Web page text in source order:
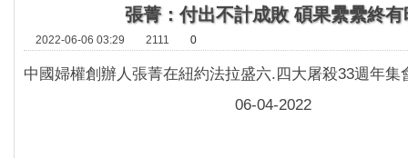
張菁：付出不計成敗 碩果纍纍終有
2022-06-06 03:29 2111 0
中國婦權創辦人張菁在紐約法拉盛六.四大屠殺33週年集
06-04-2022